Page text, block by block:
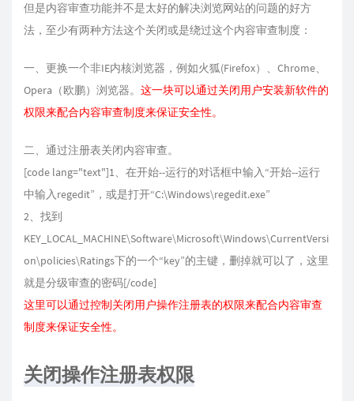
但是内容审查功能并不是太好的解决浏览网站的问题的好方
法，至少有两种方法这个关闭或是绕过这个内容审查制度：
一、更换一个非IE内核浏览器，例如火狐(Firefox）、Chrome、
Opera（欧鹏）浏览器。 这一块可以通过关闭用户安装新软件的
权限来配合内容审查制度来保证安全性。
二、 通过注册表关闭内容审查。
[code lang="text"]1、在开始--运行的对话框中输入“开始--运行
中输入regedit”，或是打开“C:\Windows\regedit.exe”
2、找到
KEY_LOCAL_MACHINE\Software\Microsoft\Windows\CurrentVersi
on\policies\Ratings下的一个“key”的主键，删掉就可以了，这里
就是分级审查的密码[/code]
这里可以通过控制关闭用户操作注册表的权限来配合内容审查
制度来保证安全性。
关闭操作注册表权限